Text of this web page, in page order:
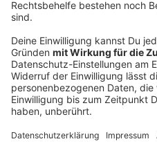
Schneizlreuth gehen
Das Feuer im
gelöscht. Was die